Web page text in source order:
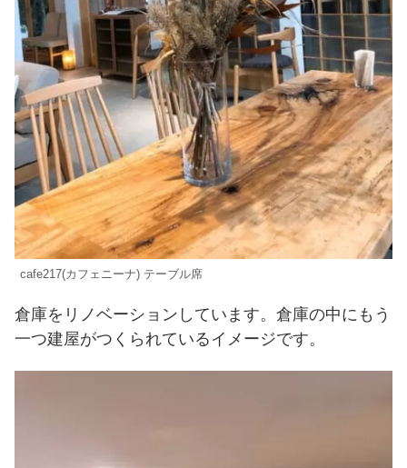
cafe217(カフェニーナ) テーブル席
倉庫をリノベーションしています。倉庫の中にもう
一つ建屋がつくられているイメージです。